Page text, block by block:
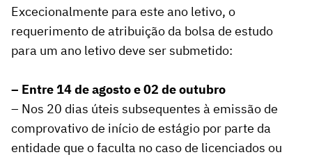
Excecionalmente para este ano letivo, o
requerimento de atribuição da bolsa de estudo
para um ano letivo deve ser submetido:
– Entre 14 de agosto e 02 de outubro
– Nos 20 dias úteis subsequentes à emissão de
comprovativo de início de estágio por parte da
entidade que o faculta no caso de licenciados ou